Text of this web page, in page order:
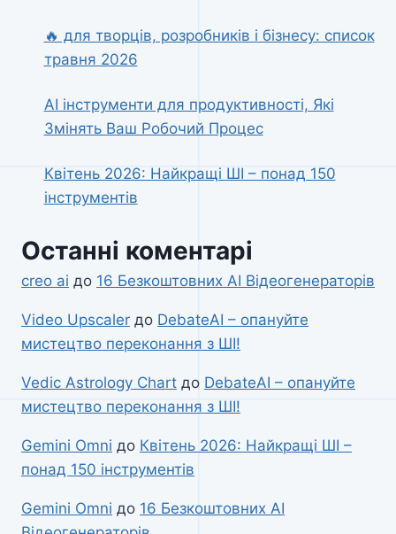
🔥 для творців, розробників і бізнесу: список
травня 2026
AI інструменти для продуктивності, Які
Змінять Ваш Робочий Процес
Квітень 2026: Найкращі ШІ – понад 150
інструментів
Останні коментарі
creo ai до 16 Безкоштовних AI Відеогенераторів
Video Upscaler до DebateAI – опануйте
мистецтво переконання з ШІ!
Vedic Astrology Chart до DebateAI – опануйте
мистецтво переконання з ШІ!
Gemini Omni до Квітень 2026: Найкращі ШІ –
понад 150 інструментів
Gemini Omni до 16 Безкоштовних AI